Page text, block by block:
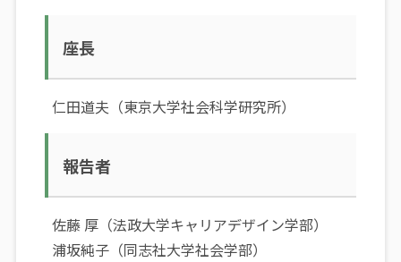
座長
仁田道夫（東京大学社会科学研究所）
報告者
佐藤 厚（法政大学キャリアデザイン学部）
浦坂純子（同志社大学社会学部）